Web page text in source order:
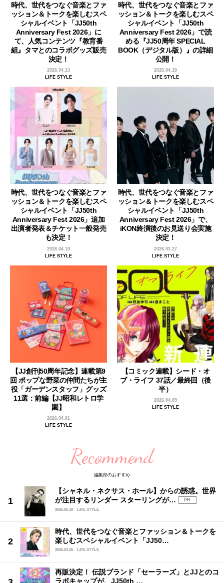
時代、世代をつなぐ音楽とファ
ッション＆トークを楽しむスペ
シャルイベント「JJ50th
Anniversary Fest 2026」に
て、人気コンテンツ『教育番
組』タマとのコラボグッズ販売
決定！
2026.04.13
LIFE STYLE
時代、世代をつなぐ音楽とファ
ッション＆トークを楽しむスペ
シャルイベント「JJ50th
Anniversary Fest 2026」で読
める『JJ50周年 SPECIAL
BOOK（デジタル版）』の詳細
公開！
2026.04.10
LIFE STYLE
時代、世代をつなぐ音楽とファ
ッション＆トークを楽しむスペ
シャルイベント「JJ50th
Anniversary Fest 2026」追加
出演者発表＆チケット一般発売
も決定！
2026.04.10
LIFE STYLE
時代、世代をつなぐ音楽とファ
ッション＆トークを楽しむスペ
シャルイベント「JJ50th
Anniversary Fest 2026」で、
iKON終演後のお見送り会実施
決定！
2026.03.27
LIFE STYLE
【JJ創刊50周年記念】連載第9
回 ポップな野菜の仲間たちが主
役「ガーデンスタッフ」グッズ
11選：前編【JJ昭和レトロ学
園】
2026.04.01
LIFE STYLE
【コミック連載】シード・オ
ブ・ライフ 37話／最終回（後
半）
2026.04.09
LIFE STYLE
Recommend
編集部のおすすめ
【シャネル・ネクサス・ホール】からの誘惑。世界
が注目するリンダー スターリングが…
PR
2026.06.18
LIFE STYLE
時代、世代をつなぐ音楽とファッション＆トークを
楽しむスペシャルイベント「JJ50…
2026.03.26 LIFE STYLE
再販決定！ 伝説ブランド「セーラーズ」とJJとのコ
ラボキャップが、JJ50th …